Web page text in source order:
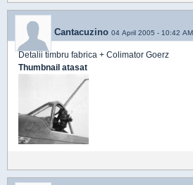
Cantacuzino 04 April 2005 - 10:42 AM
Detalii timbru fabrica + Colimator Goerz
Thumbnail atasat